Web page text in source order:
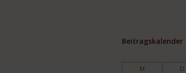
Beitragskalender
M D